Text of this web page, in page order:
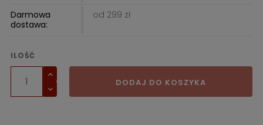
Darmowa
dostawa:
od 299 zł
ILOŚĆ
DODAJ DO KOSZYKA